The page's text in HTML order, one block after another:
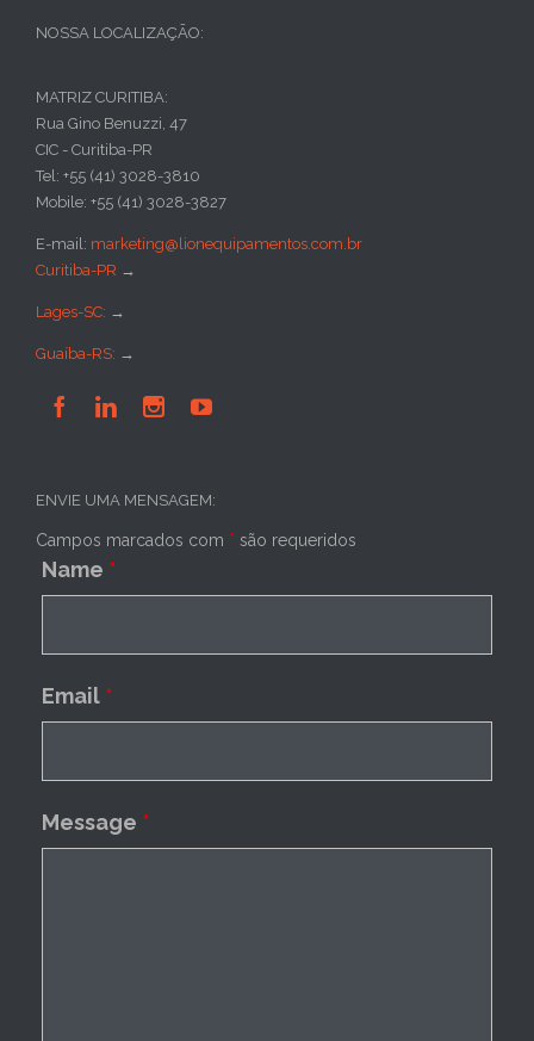
NOSSA LOCALIZAÇÃO:
MATRIZ CURITIBA:
Rua Gino Benuzzi, 47
CIC - Curitiba-PR
Tel: +55 (41) 3028-3810
Mobile: +55 (41) 3028-3827
E-mail: marketing@lionequipamentos.com.br
Curitiba-PR →
Lages-SC: →
Guaíba-RS: →
   
ENVIE UMA MENSAGEM:
Campos marcados com * são requeridos
Name *
Email *
Message *